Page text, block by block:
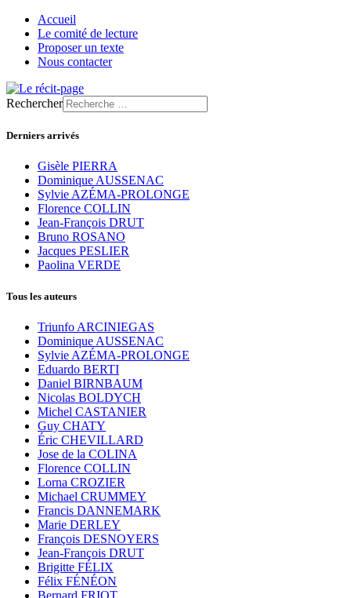
Accueil
Le comité de lecture
Proposer un texte
Nous contacter
Rechercher
Derniers arrivés
Gisèle PIERRA
Dominique AUSSENAC
Sylvie AZÉMA-PROLONGE
Florence COLLIN
Jean-François DRUT
Bruno ROSANO
Jacques PESLIER
Paolina VERDE
Tous les auteurs
Triunfo ARCINIEGAS
Dominique AUSSENAC
Sylvie AZÉMA-PROLONGE
Eduardo BERTI
Daniel BIRNBAUM
Nicolas BOLDYCH
Michel CASTANIER
Guy CHATY
Éric CHEVILLARD
Jose de la COLINA
Florence COLLIN
Lorna CROZIER
Michael CRUMMEY
Francis DANNEMARK
Marie DERLEY
François DESNOYERS
Jean-François DRUT
Brigitte FÉLIX
Félix FÉNÉON
Bernard FRIOT